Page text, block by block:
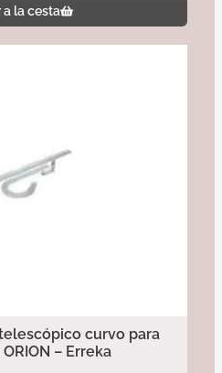
a la cesta
curvo para
– Erreka